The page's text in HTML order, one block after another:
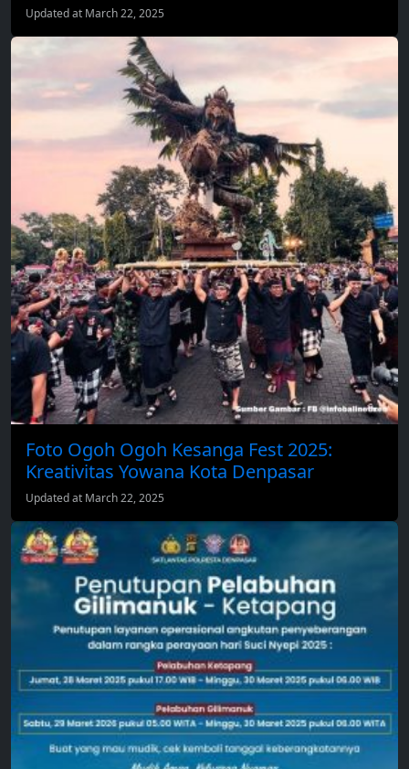
Updated at March 22, 2025
Foto Ogoh Ogoh Kesanga Fest 2025:
Kreativitas Yowana Kota Denpasar
Updated at March 22, 2025